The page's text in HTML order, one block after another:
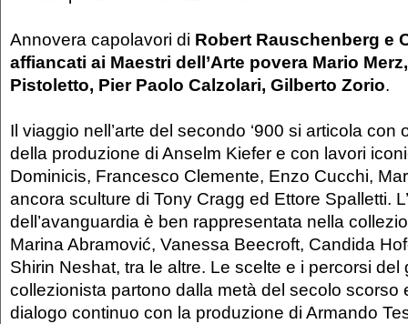
Annovera capolavori di Robert Rauschenberg e
affiancati ai Maestri dell’Arte povera Mario
Pistoletto, Pier Paolo Calzolari, Gilberto Zorio.
Il viaggio nell’arte del secondo ‘900 si articola con
della produzione di Anselm Kiefer e con lavori
Dominicis, Francesco Clemente, Enzo Cucchi,
ancora sculture di Tony Cragg ed Ettore Spalletti.
dell’avanguardia è ben rappresentata nella
Marina Abramović, Vanessa Beecroft, Candida
Shirin Neshat, tra le altre. Le scelte e i percorsi del
collezionista partono dalla metà del secolo scorso
dialogo continuo con la produzione di Armando